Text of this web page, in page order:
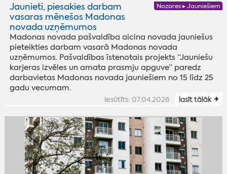
Nozares ▸ Jauniešiem
Jaunieti, piesakies darbam
vasaras mēnešos Madonas
novada uzņēmumos
Madonas novada pašvaldība aicina novada jauniešus
pieteikties darbam vasarā Madonas novada
uzņēmumos. Pašvaldības īstenotais projekts “Jauniešu
karjeras izvēles un amata prasmju apguve” paredz
darbavietas Madonas novada jauniešiem no 15 līdz 25
gadu vecumam.
iesūtīts: 07.04.2026 lasīt tālāk